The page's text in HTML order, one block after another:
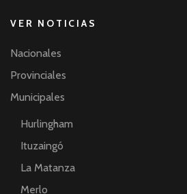
VER NOTICIAS
Nacionales
Provinciales
Municipales
Hurlingham
Ituzaingó
La Matanza
Merlo